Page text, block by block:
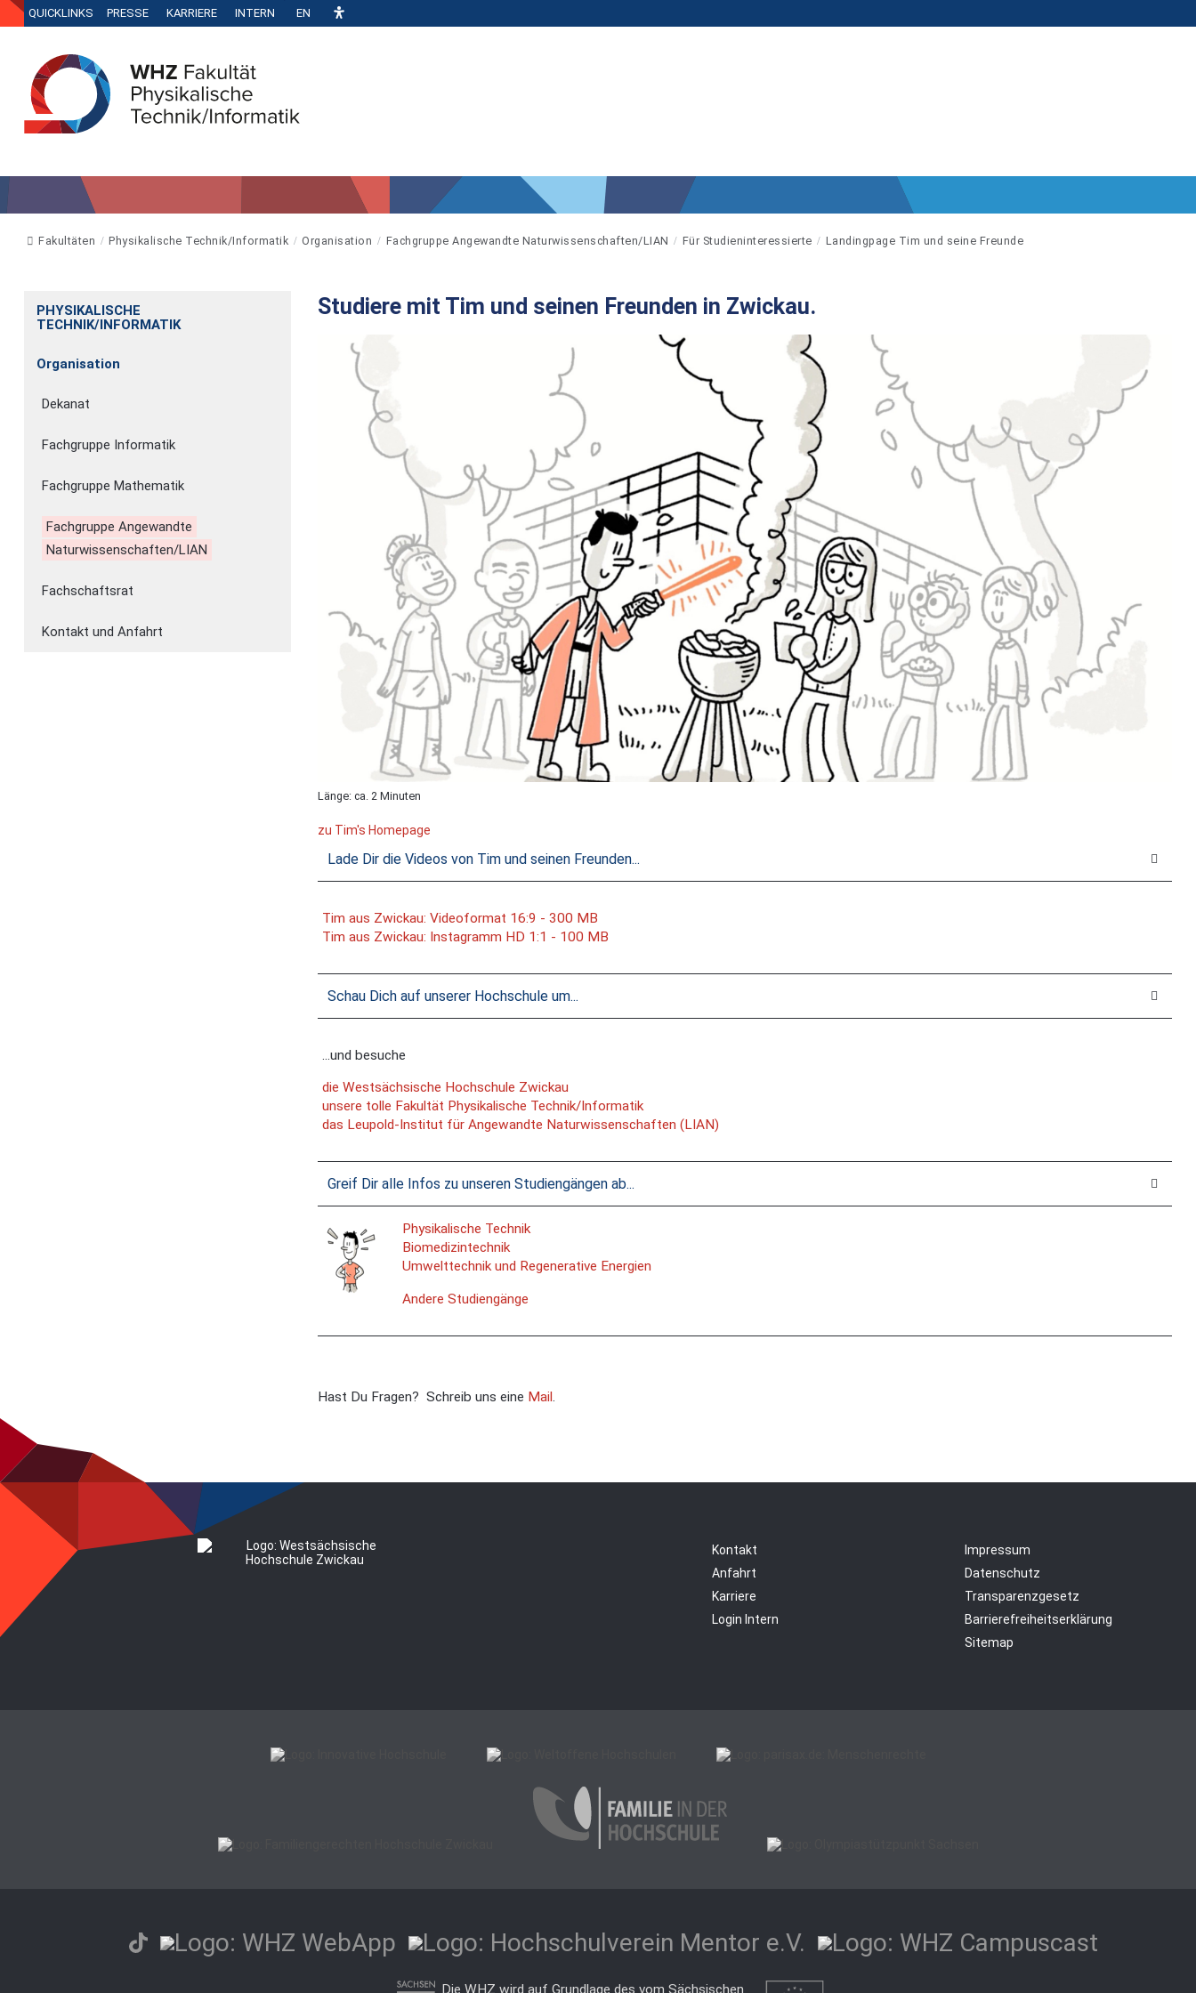
QUICKLINKS PRESSE KARRIERE INTERN EN
Fakultäten Physikalische Technik/Informatik Organisation Fachgruppe Angewandte Naturwissenschaften/LIAN Für Studieninteressierte Landingpage Tim und seine Freunde
PHYSIKALISCHE
TECHNIK/INFORMATIK
Organisation
Dekanat
Fachgruppe Informatik
Fachgruppe Mathematik
Fachgruppe Angewandte
Naturwissenschaften/LIAN
Fachschaftsrat
Kontakt und Anfahrt
Studiere mit Tim und seinen Freunden in Zwickau.
Länge: ca. 2 Minuten
zu Tim's Homepage
Lade Dir die Videos von Tim und seinen Freunden...
Tim aus Zwickau: Videoformat 16:9 - 300 MB
Tim aus Zwickau: Instagramm HD 1:1 - 100 MB
Schau Dich auf unserer Hochschule um...
...und besuche
die Westsächsische Hochschule Zwickau
unsere tolle Fakultät Physikalische Technik/Informatik
das Leupold-Institut für Angewandte Naturwissenschaften (LIAN)
Greif Dir alle Infos zu unseren Studiengängen ab...
Physikalische Technik
Biomedizintechnik
Umwelttechnik und Regenerative Energien
Andere Studiengänge
Hast Du Fragen? Schreib uns eine Mail
Kontakt
Anfahrt
Karriere
Login Intern
Impressum
Datenschutz
Transparenzgesetz
Barrierefreiheitserklärung
Sitemap
Die WHZ wird auf Grundlage des vom Sächsischen